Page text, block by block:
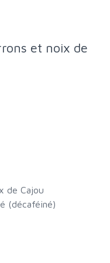
et noix de
de Cajou
(décaféiné)